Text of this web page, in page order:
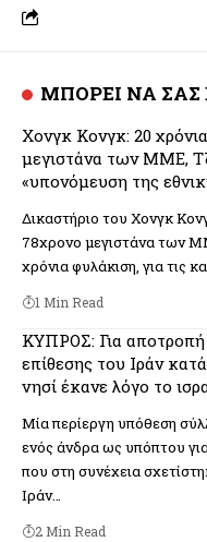
ΜΠΟΡΕΙ ΝΑ ΣΑΣ
Χονγκ Κονγκ: 20
μεγιστάνα των ΜΜΕ,
«υπονόμευση της
Δικαστήριο του Χονγκ
78χρονο μεγιστάνα των
χρόνια φυλάκιση, για τις
1 Min Read
ΚΥΠΡΟΣ: Για αποτροπή
επίθεσης του Ιράν
νησί έκανε λόγο το
Μία περίεργη υπόθεση
ενός άνδρα ως υπόπτου
που στη συνέχεια
Ιράν…
2 Min Read